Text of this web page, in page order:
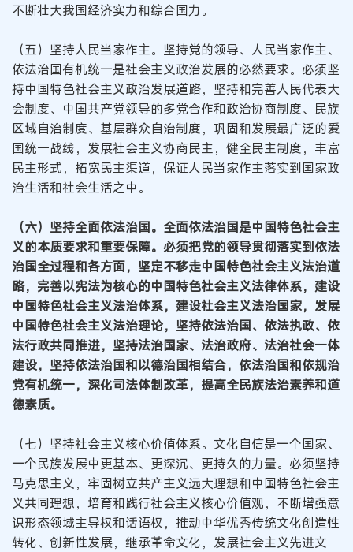
不断壮大我国经济实力和综合国力。
（五）坚持人民当家作主。坚持党的领导、人民当家作主、
依法治国有机统一是社会主义政治发展的必然要求。必须坚
持中国特色社会主义政治发展道路，坚持和完善人民代表大
会制度、中国共产党领导的多党合作和政治协商制度、民族
区域自治制度、基层群众自治制度，巩固和发展最广泛的爱
国统一战线，发展社会主义协商民主，健全民主制度，丰富
民主形式，拓宽民主渠道，保证人民当家作主落实到国家政
治生活和社会生活之中。
（六）坚持全面依法治国。全面依法治国是中国特色社会主
义的本质要求和重要保障。必须把党的领导贯彻落实到依法
治国全过程和各方面，坚定不移走中国特色社会主义法治道
路，完善以宪法为核心的中国特色社会主义法律体系，建设
中国特色社会主义法治体系，建设社会主义法治国家，发展
中国特色社会主义法治理论，坚持依法治国、依法执政、依
法行政共同推进，坚持法治国家、法治政府、法治社会一体
建设，坚持依法治国和以德治国相结合，依法治国和依规治
党有机统一，深化司法体制改革，提高全民族法治素养和道
德素质。
（七）坚持社会主义核心价值体系。文化自信是一个国家、
一个民族发展中更基本、更深沉、更持久的力量。必须坚持
马克思主义，牢固树立共产主义远大理想和中国特色社会主
义共同理想，培育和践行社会主义核心价值观，不断增强意
识形态领域主导权和话语权，推动中华优秀传统文化创造性
转化、创新性发展，继承革命文化，发展社会主义先进文